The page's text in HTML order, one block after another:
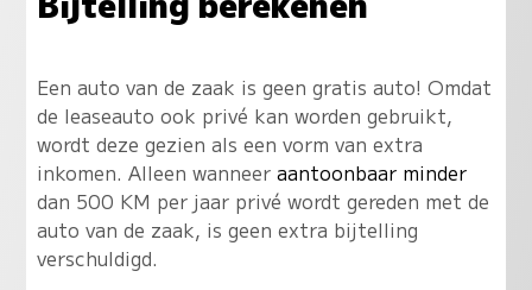
Een auto van de zaak is geen gratis auto! Omdat
de leaseauto ook privé kan worden gebruikt,
wordt deze gezien als een vorm van extra
inkomen. Alleen wanneer aantoonbaar minder
dan 500 KM per jaar privé wordt gereden met de
auto van de zaak, is geen extra bijtelling
verschuldigd.